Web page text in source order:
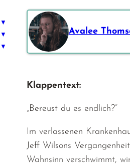
▼
▼
▼
Avalee
Klappentext:
„Bereust du es endlich?“
Im verlassenen
Jeff Wilsons
Wahnsinn verschwimmt,